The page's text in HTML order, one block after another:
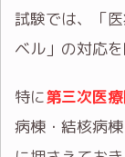
試験では、「
ベル」の対応
特に第三次医
病棟・結核病